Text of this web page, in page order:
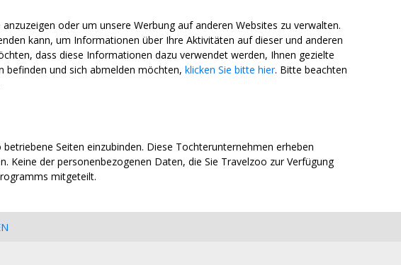
oder um unsere Werbung auf anderen Websites zu verwalten.
kann, um Informationen über Ihre Aktivitäten auf dieser und anderen
dass diese Informationen dazu verwendet werden, Ihnen gezielte
befinden und sich abmelden möchten, klicken Sie bitte hier. Bitte beachten
Seiten einzubinden. Diese Tochterunternehmen erheben
Keine der personenbezogenen Daten, die Sie Travelzoo zur Verfügung
mitgeteilt.